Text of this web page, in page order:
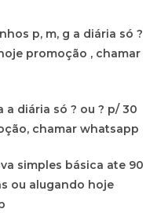
p, m, g a diária só ?
promoção , chamar
a diária só ? ou ? p/ 30
chamar whatsapp
simples básica ate 90
ou alugando hoje